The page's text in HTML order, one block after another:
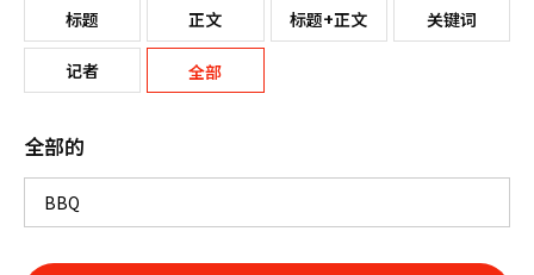
标题 正文 标题+正文 关键词
记者 全部
全部的